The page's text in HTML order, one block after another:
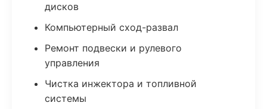
дисков
Компьютерный сход-развал
Ремонт подвески и рулевого
управления
Чистка инжектора и топливной
системы